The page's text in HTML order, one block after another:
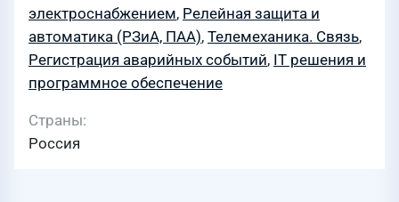
электроснабжением, Релейная защита и
автоматика (РЗиА, ПАА), Телемеханика. Связь,
Регистрация аварийных событий, IT решения и
программное обеспечение
Страны
Россия